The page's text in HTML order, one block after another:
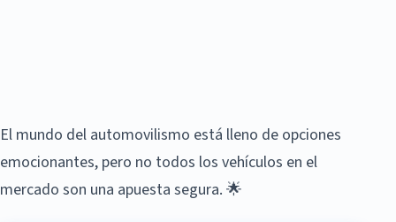
El mundo del automovilismo está lleno de opciones
emocionantes, pero no todos los vehículos en el
mercado son una apuesta segura. 🌟